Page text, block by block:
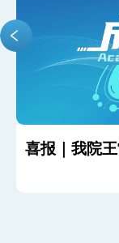
喜报｜我院
成果速递 | 学
成果速递 | 学
成果速递 | 学